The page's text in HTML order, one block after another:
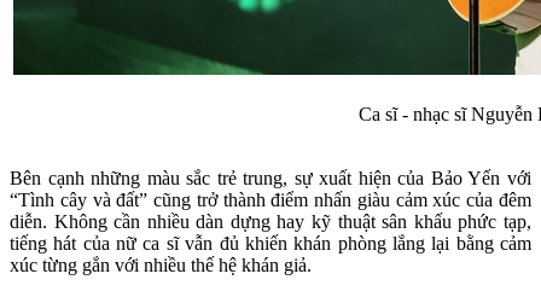
Ca sĩ - nhạc sĩ Nguyễn
Bên cạnh những màu sắc trẻ trung, sự xuất hiện của Bảo Yến với
“Tình cây và đất” cũng trở thành điểm nhấn giàu cảm xúc của đêm
diễn. Không cần nhiều dàn dựng hay kỹ thuật sân khấu phức tạp,
tiếng hát của nữ ca sĩ vẫn đủ khiến khán phòng lắng lại bằng cảm
xúc từng gắn với nhiều thế hệ khán giả.